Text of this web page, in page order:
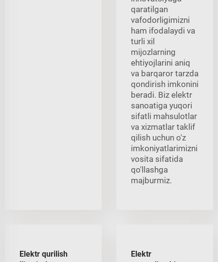
qaratilgan
vafodorligimizni
ham ifodalaydi va
turli xil
mijozlarning
ehtiyojlarini aniq
va barqaror tarzda
qondirish imkonini
beradi. Biz elektr
sanoatiga yuqori
sifatli mahsulotlar
va xizmatlar taklif
qilish uchun o'z
imkoniyatlarimizni
vosita sifatida
qo'llashga
majburmiz.
Elektr qurilish
Elektr